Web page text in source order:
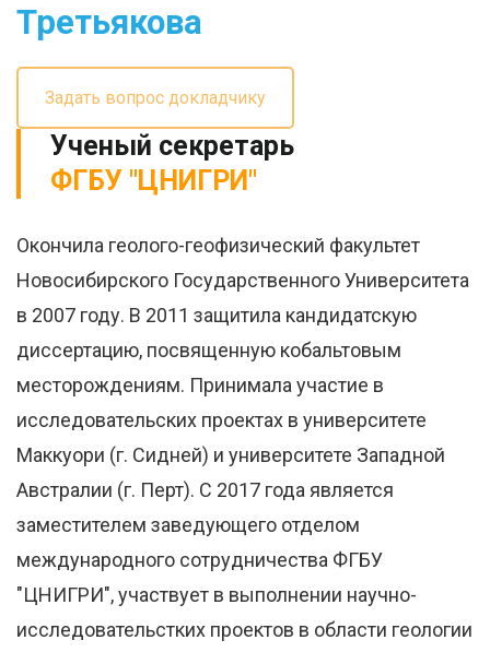
Третьякова
Задать вопрос докладчику
Ученый секретарь
ФГБУ "ЦНИГРИ"
Окончила геолого-геофизический факультет
Новосибирского Государственного Университета
в 2007 году. В 2011 защитила кандидатскую
диссертацию, посвященную кобальтовым
месторождениям. Принимала участие в
исследовательских проектах в университете
Маккуори (г. Сидней) и университете Западной
Австралии (г. Перт). С 2017 года является
заместителем заведующего отделом
международного сотрудничества ФГБУ
"ЦНИГРИ", участвует в выполнении научно-
исследовательстких проектов в области геологии